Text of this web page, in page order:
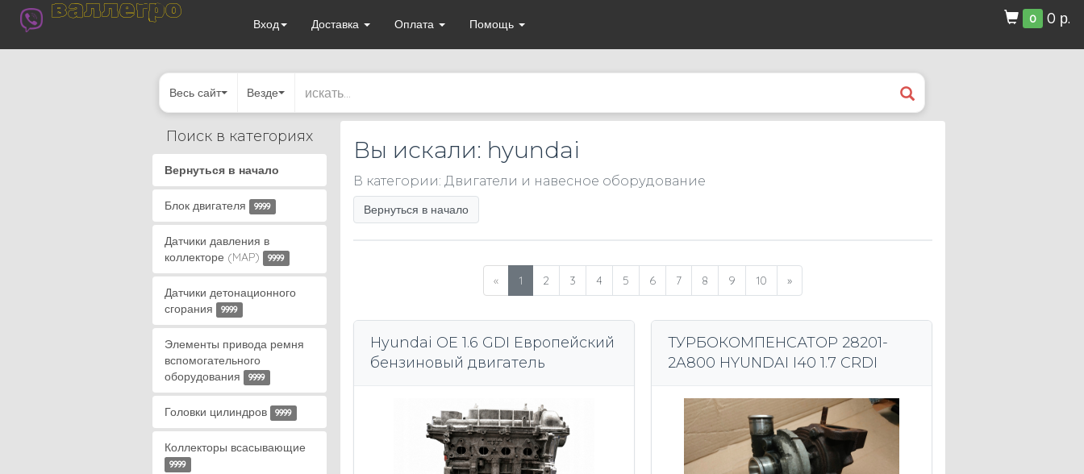
валлегро
Вход Доставка Оплата Помощь 0 0 р.
Весь сайт Везде
Поиск в категориях
Вернуться в начало
Блок двигателя 9999
Датчики давления в
коллекторе (MAP)
9999
Датчики детонационного
сгорания
9999
Элементы привода ремня
вспомогательного
оборудования
9999
Головки цилиндров 9999
Коллекторы всасывающие
9999
Вы искали: hyundai
В категории: Двигатели и навесное оборудование
Вернуться в начало
« 1 2 3 4 5 6 7 8 9 10 »
Hyundai OE 1.6 GDI Европейский
бензиновый двигатель
ТУРБОКОМПЕНСАТОР 28201-
2A800 HYUNDAI I40 1.7 CRDI